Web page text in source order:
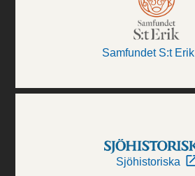
Samfundet S:t Erik
Sjöhistoriska